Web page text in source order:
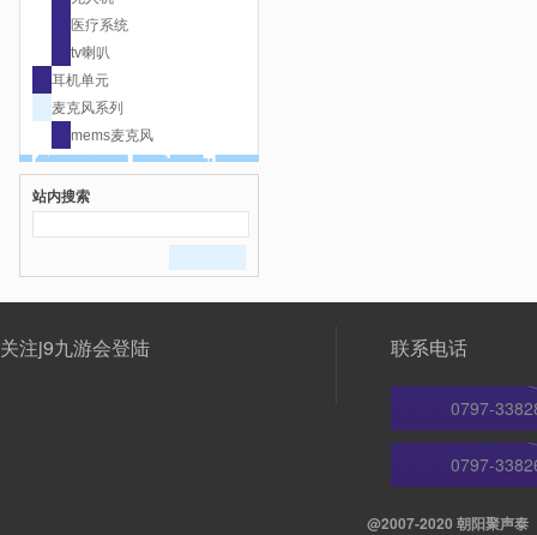
医疗系统
tv喇叭
耳机单元
麦克风系列
mems麦克风
站内搜索
关注j9九游会登陆 联系电话
0797-
0797-
@2007-2020 朝阳聚声泰